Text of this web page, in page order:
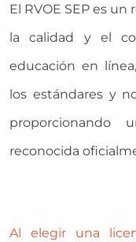
El RVOE SEP es un
la calidad y el
educación en línea,
los estándares y
proporcionando
reconocida
Al elegir una